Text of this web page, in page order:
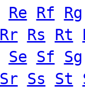
Re Rf
Rg
Rr Rs Rt
Se Sf
Sg
Sr Ss St